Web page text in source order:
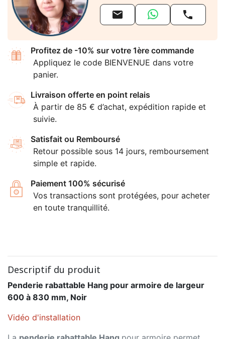
 
Profitez de -10% sur votre 1ère commande
Appliquez le code BIENVENUE dans votre
panier.
Livraison offerte en point relais
À partir de 85 € d’achat, expédition rapide et
suivie.
Satisfait ou Remboursé
Retour possible sous 14 jours, remboursement
simple et rapide.
Paiement 100% sécurisé
Vos transactions sont protégées, pour acheter
en toute tranquillité.
Descriptif du produit
Penderie rabattable Hang pour armoire de largeur
600 à 830 mm, Noir
Vidéo d'installation